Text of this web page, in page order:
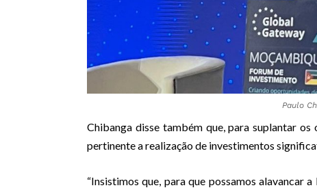
Paulo
Chibanga disse também que, para suplantar
pertinente a realização de investimentos
“Insistimos que, para que possamos alavancar